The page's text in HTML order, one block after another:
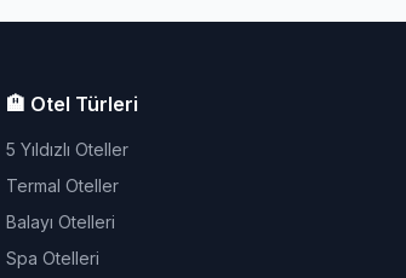
🏨 Otel Türleri
5 Yıldızlı Oteller
Termal Oteller
Balayı Otelleri
Spa Otelleri